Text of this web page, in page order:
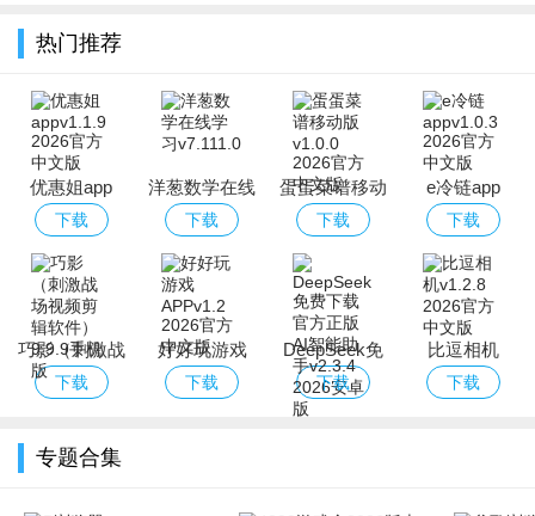
热门推荐
优惠姐app
下载
洋葱数学在线
学习
下载
蛋蛋菜谱移动
版
下载
e冷链app
下载
巧影（刺激战
场视频剪辑软
下载
好好玩游戏
APP
下载
DeepSeek免
费下载官方正
版AI智能助手
下载
比逗相机
下载
专题合集